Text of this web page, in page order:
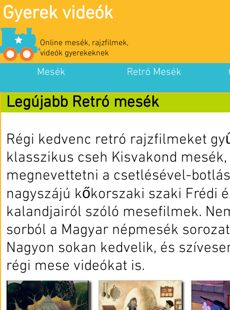
Gyerek videók
Online mesék, rajzfilmek,
videók gyerekeknek
Mesék Retró Mesék
Legújabb Retró mesék
Régi kedvenc retró rajzfilmeket
klasszikus cseh Kisvakond
megnevettetni a csetlésével-
nagyszájú kőkorszaki szaki Frédi
kalandjairól szóló mesefilmek.
sorból a Magyar népmesék
Nagyon sokan kedvelik, és
régi mese videókat is.